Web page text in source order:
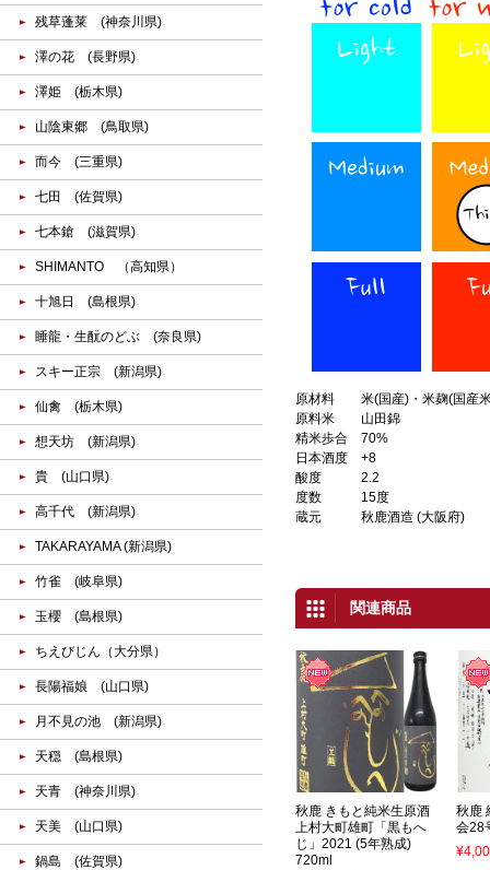
原材料
米(国産)・米麹(国産
原料米
山田錦
精米歩合
70%
日本酒度
+8
酸度
2.2
度数
15度
蔵元
秋鹿酒造 (大阪府)
関連商品
秋鹿 きもと純米生原酒
上村大町雄町「黒もへ
じ」2021 (5年熟成)
720ml
秋鹿
会28
残草蓬莱 (神奈川県)
澤の花 (長野県)
澤姫 (栃木県)
山陰東郷 (鳥取県)
而今 (三重県)
七田 (佐賀県)
七本鎗 (滋賀県)
SHIMANTO （高知県）
十旭日 (島根県)
睡龍・生酛のどぶ (奈良県)
スキー正宗 (新潟県)
仙禽 (栃木県)
想天坊 (新潟県)
貴 (山口県)
高千代 (新潟県)
TAKARAYAMA (新潟県)
竹雀 (岐阜県)
玉櫻 (島根県)
ちえびじん（大分県）
長陽福娘 (山口県)
月不見の池 (新潟県)
天穏 (島根県)
天青 (神奈川県)
天美 (山口県)
鍋島 (佐賀県)